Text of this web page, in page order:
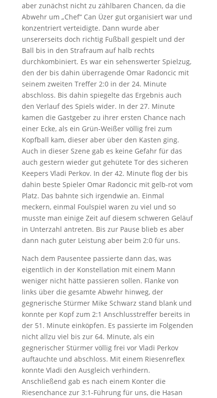
aber zunächst nicht zu zählbaren Chancen, da die
Abwehr um „Chef“ Can Üzer gut organisiert war und
konzentriert verteidigte. Dann wurde aber
unsererseits doch richtig Fußball gespielt und der
Ball bis in den Strafraum auf halb rechts
durchkombiniert. Es war ein sehenswerter Spielzug,
den der bis dahin überragende Omar Radoncic mit
seinem zweiten Treffer 2:0 in der 24. Minute
abschloss. Bis dahin spiegelte das Ergebnis auch
den Verlauf des Spiels wider. In der 27. Minute
kamen die Gastgeber zu ihrer ersten Chance nach
einer Ecke, als ein Grün-Weißer völlig frei zum
Kopfball kam, dieser aber über den Kasten ging.
Auch in dieser Szene gab es keine Gefahr für das
auch gestern wieder gut gehütete Tor des sicheren
Keepers Vladi Perkov. In der 42. Minute flog der bis
dahin beste Spieler Omar Radoncic mit gelb-rot vom
Platz. Das bahnte sich irgendwie an. Einmal
meckern, einmal Foulspiel waren zu viel und so
musste man einige Zeit auf diesem schweren Geläuf
in Unterzahl antreten. Bis zur Pause blieb es aber
dann nach guter Leistung aber beim 2:0 für uns.
Nach dem Pausentee passierte dann das, was
eigentlich in der Konstellation mit einem Mann
weniger nicht hätte passieren sollen. Flanke von
links über die gesamte Abwehr hinweg, der
gegnerische Stürmer Mike Schwarz stand blank und
konnte per Kopf zum 2:1 Anschlusstreffer bereits in
der 51. Minute einköpfen. Es passierte im Folgenden
nicht allzu viel bis zur 64. Minute, als ein
gegnerischer Stürmer völlig frei vor Vladi Perkov
auftauchte und abschloss. Mit einem Riesenreflex
konnte Vladi den Ausgleich verhindern.
Anschließend gab es nach einem Konter die
Riesenchance zur 3:1-Führung für uns, die Hasan